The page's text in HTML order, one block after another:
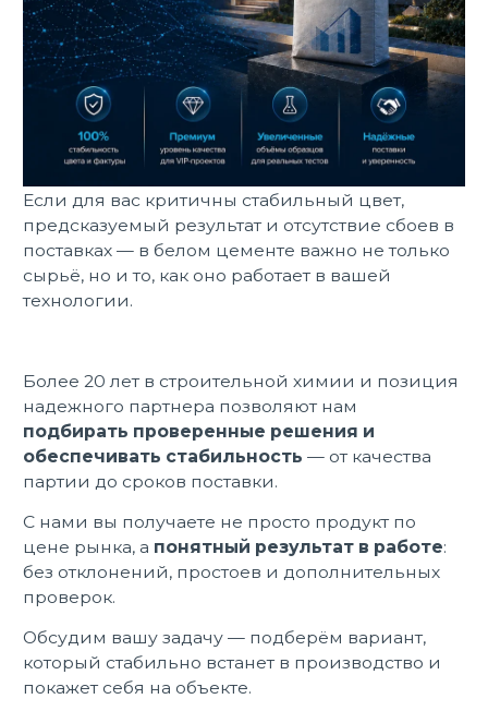
Если для вас критичны стабильный цвет,
предсказуемый результат и отсутствие сбоев в
поставках — в белом цементе важно не только
сырьё, но и то, как оно работает в вашей
технологии.
Более 20 лет в строительной химии и позиция
надежного партнера позволяют нам
подбирать проверенные решения и
обеспечивать стабильность — от качества
партии до сроков поставки.
С нами вы получаете не просто продукт по
цене рынка, а понятный результат в работе:
без отклонений, простоев и дополнительных
проверок.
Обсудим вашу задачу — подберём вариант,
который стабильно встанет в производство и
покажет себя на объекте.